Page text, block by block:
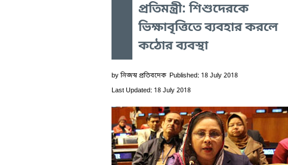
প্রতিমন্ত্রী: শিশুদেরকে
ভিক্ষাবৃত্তিতে ব্যবহার করলে
কঠোর ব্যবস্থা
by নিজস্ব প্রতিবদেক Published: 18 July 2018
Last Updated: 18 July 2018